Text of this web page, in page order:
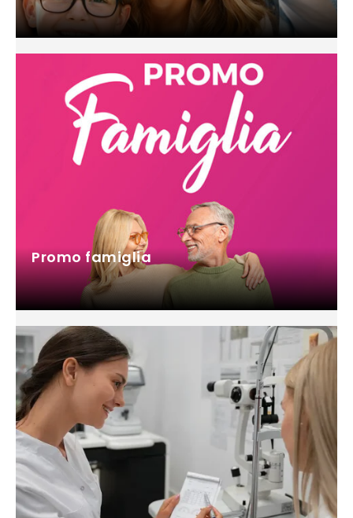
Promo famiglia